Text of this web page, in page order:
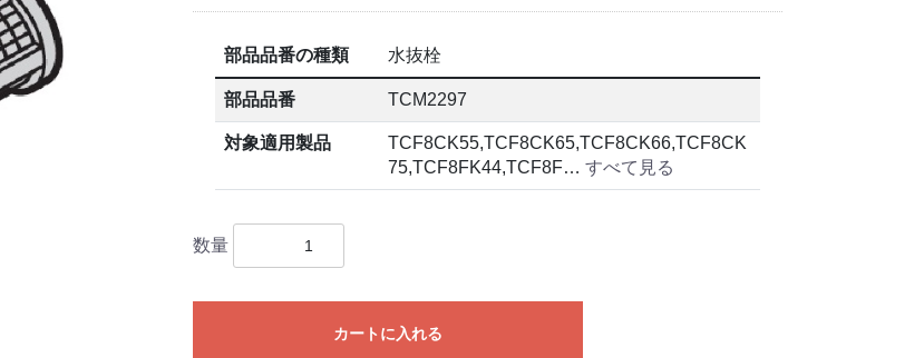
部品品番の種類 水抜栓
部品品番 TCM2297
対象適用製品
TCF8CK55,TCF8CK65,TCF8CK66,TCF8CK
75,TCF8FK44,TCF8F… すべて見る
数量
カートに入れる